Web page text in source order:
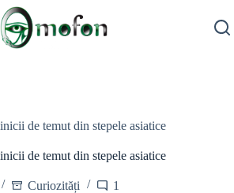
de temut din stepele asiatice
de temut din stepele asiatice
Curiozități 1